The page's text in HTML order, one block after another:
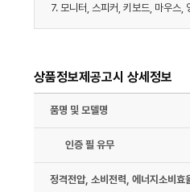
7. 모니터, 스피커, 키보드, 마우스,
상품정보제공고시 상세정보
품명 및 모델명
인증 필 유무
정격전압, 소비전력, 에너지소비효